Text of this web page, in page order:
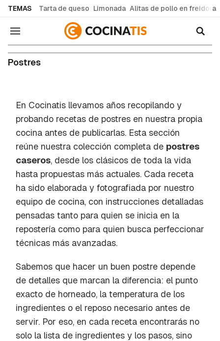
TEMAS Tarta de queso Limonada Alitas de pollo en freidora
Navegación
Postres
En Cocinatis llevamos años recopilando y
probando recetas de postres en nuestra propia
cocina antes de publicarlas. Esta sección
reúne nuestra colección completa de postres
caseros, desde los clásicos de toda la vida
hasta propuestas más actuales. Cada receta
ha sido elaborada y fotografiada por nuestro
equipo de cocina, con instrucciones detalladas
pensadas tanto para quien se inicia en la
repostería como para quien busca perfeccionar
técnicas más avanzadas.
Sabemos que hacer un buen postre depende
de detalles que marcan la diferencia: el punto
exacto de horneado, la temperatura de los
ingredientes o el reposo necesario antes de
servir. Por eso, en cada receta encontrarás no
solo la lista de ingredientes y los pasos, sino